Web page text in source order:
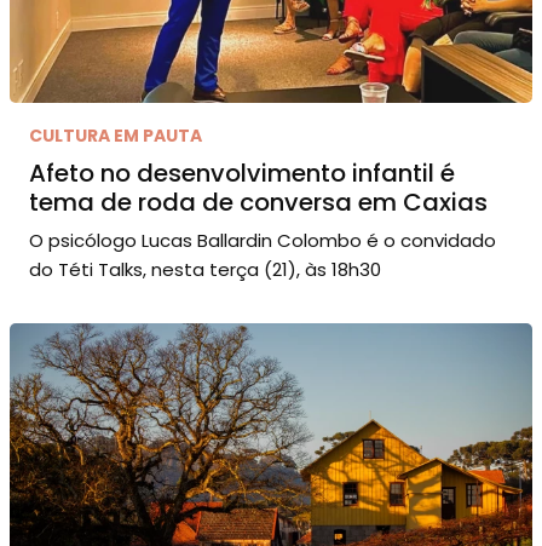
CULTURA EM PAUTA
Afeto no desenvolvimento infantil é
tema de roda de conversa em Caxias
O psicólogo Lucas Ballardin Colombo é o convidado
do Téti Talks, nesta terça (21), às 18h30